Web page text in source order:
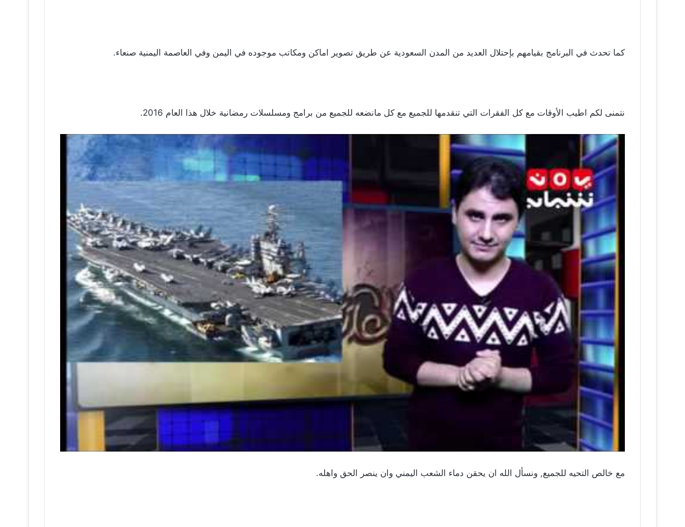
كما تحدث في البرنامج بقيامهم بإحتلال العديد من المدن السعودية عن طريق تصوير اماكن ومكاتب موجوده في اليمن وفي العاصمة اليمنية صنعاء.
نتمنى لكم اطيب الأوقات مع كل الفقرات التي تنقدمها للجميع مع كل مانضعه للجميع من برامج ومسلسلات رمضانية خلال هذا العام 2016.
مع خالص التحيه للجميع, ونسأل الله ان يحقن دماء الشعب اليمني وان ينصر الحق واهله.